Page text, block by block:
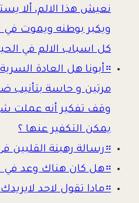
نعيش هذا الالم، ألا
ويكبر بوطنه ويموت في
كل اسباب الالم في
።أبونا هل العادة
مرتين و حاسة بتأنيب
وقف تفكير أنه عملت
يمكن التكفير عنها ؟
።رسالة رهبنة القلبين
።هل كان هناك وعد في
።مادا تقول لاحد